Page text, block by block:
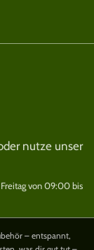
nutze unser
von 09:00 bis
– entspannt,